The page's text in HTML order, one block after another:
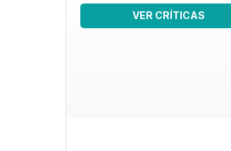
VER CRÍTICAS